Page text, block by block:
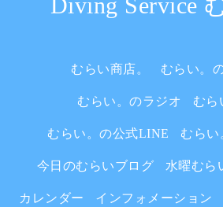
むらい商店。 むらい。
むらい。のラジオ むら
むらい。の公式LINE むらい
今日のむらいブログ 水曜むら
カレンダー インフォメーション